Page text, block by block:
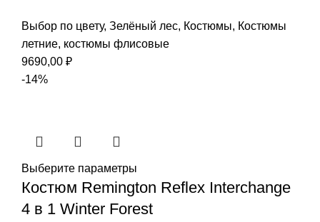
Выбор по цвету, Зелёный лес, Костюмы, Костюмы
летние, костюмы флисовые
9690,00 ₽
-14%
Выберите параметры
Костюм Remington Reflex Interchange
4 в 1 Winter Forest